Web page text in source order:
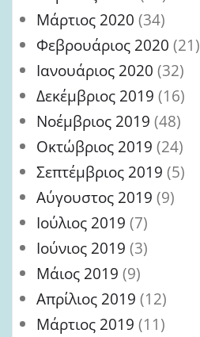
Μάρτιος 2020 (34)
Φεβρουάριος 2020 (21)
Ιανουάριος 2020 (32)
Δεκέμβριος 2019 (16)
Νοέμβριος 2019 (48)
Οκτώβριος 2019 (24)
Σεπτέμβριος 2019 (5)
Αύγουστος 2019 (9)
Ιούλιος 2019 (7)
Ιούνιος 2019 (3)
Μάιος 2019 (9)
Απρίλιος 2019 (12)
Μάρτιος 2019 (11)